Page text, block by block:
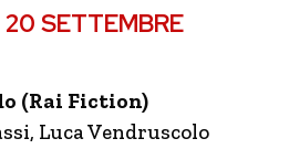
20 SETTEMBRE
(Rai Fiction)
Luca Vendruscolo